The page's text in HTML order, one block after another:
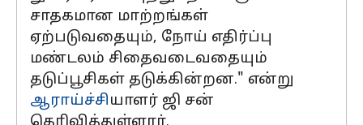
சாதகமான மாற்றங்கள்
ஏற்படுவதையும், நோய் எதிர்ப்பு
மண்டலம் சிதைவடைவதையும்
தடுப்பூசிகள் தடுக்கின்றன." என்று
ஆராய்ச்சியாளர் ஜி சன்